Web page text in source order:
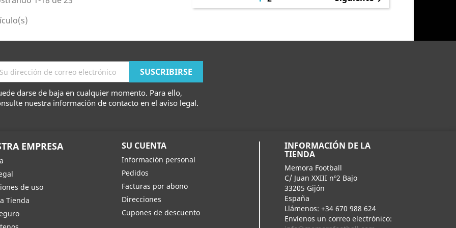
darse de baja en cualquier momento. Para ello,
nuestra información de contacto en el aviso legal.
EMPRESA
de uso
Tienda
SU CUENTA
Información personal
Pedidos
Facturas por abono
Direcciones
Cupones de descuento
INFORMACIÓN DE LA
TIENDA
Memora Football
C/ Juan XXIII nº2 Bajo
33205 Gijón
España
Llámenos: +34 670 988 624
Envíenos un correo electrónico: